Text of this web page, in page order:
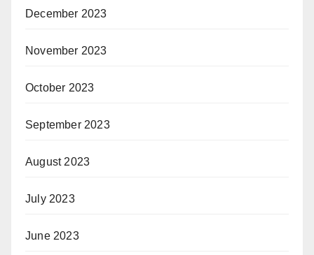
December 2023
November 2023
October 2023
September 2023
August 2023
July 2023
June 2023